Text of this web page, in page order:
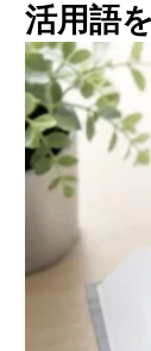
活用語